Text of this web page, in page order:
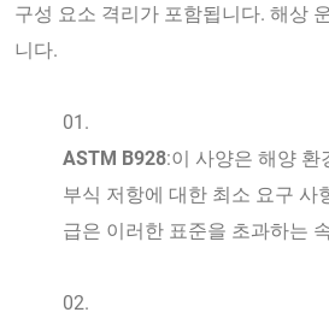
구성 요소 격리가 포함됩니다. 해상
니다.
ASTM B928:이 사양은 해양 환
부식 저항에 대한 최소 요구 사
급은 이러한 표준을 초과하는